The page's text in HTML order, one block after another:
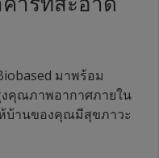
มาพร้อม
งคุณภาพอากาศภายใน
บ้านของคุณมีสุขภาวะ